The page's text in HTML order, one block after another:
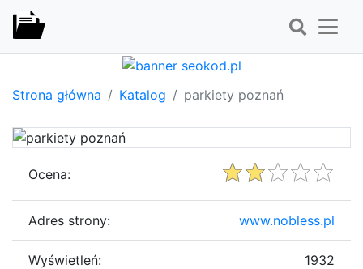
Strona główna Katalog parkiety poznań
Ocena:
Adres strony: www.nobless.pl
Wyświetleń: 1932